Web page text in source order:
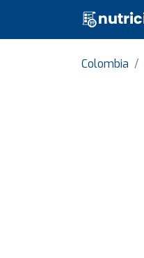
Colombia